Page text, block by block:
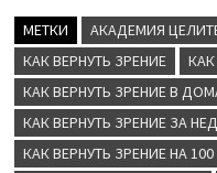
МЕТКИ АКАДЕМИЯ
КАК ВЕРНУТЬ ЗРЕНИЕ
КАК ВЕРНУТЬ ЗРЕНИЕ В
КАК ВЕРНУТЬ ЗРЕНИЕ ЗА
КАК ВЕРНУТЬ ЗРЕНИЕ НА